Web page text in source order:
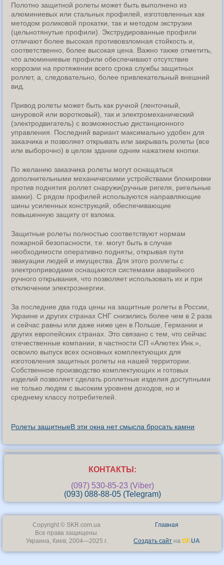
Полотно защитной ролеты может быть выполнено из
алюминиевых или стальных профилей, изготовленных как
методом роликовой прокатки, так и методом экструзии
(цельнотянутые профили). Экструдированные профили
отличают более высокая противовзломная стойкость и,
соответственно, более высокая цена. Важно также отметить,
что алюминиевые профили обеспечивают отсутствие
коррозии на протяжении всего срока службы защитных
роллет, а, следовательно, более привлекательный внешний
вид.
Привод ролеты может быть как ручной (ленточный,
шнуровой или воротковый), так и электромеханический
(электродвигатель) с возможностью дистанционного
управления. Последний вариант максимально удобен для
заказчика и позволяет открывать или закрывать ролеты (все
или выборочно) в целом здании одним нажатием кнопки.
По желанию заказчика ролеты могут оснащаться
дополнительными механическими устройствами блокировки
против поднятия роллет снаружи(ручные ригеля, ригельные
замки). С рядом профилей используются направляющие
шины усиленных конструкций, обеспечивающие
повышенную защиту от взлома.
Защитные ролеты полностью соответствуют нормам
пожарной безопасности, т.е. могут быть в случае
необходимости оперативно подняты, открывая пути
эвакуации людей и имущества. Для этого роллеты с
электроприводами оснащаются системами аварийного
ручного открывания, что позволяет использовать их и при
отключении электроэнергии.
За последние два года цены на защитные ролеты в России,
Украине и других странах СНГ снизились более чем в 2 раза
и сейчас равны или даже ниже цен в Польше, Германии и
других европейских странах. Это связано с тем, что сейчас
отечественные компании, в частности СП «Алютех Инк.»,
освоило выпуск всех основных комплектующих для
изготовления защитных ролеты на нашей территории.
Собственное производство комплектующих и готовых
изделий позволяет сделать роллетные изделия доступными
не только людям с высоким уровнем доходов, но и
среднему классу потребителей.
Pолеты защитныеВ эти окна нет смысла бросать камни
КОНТАКТЫ:
(097) 530-85-23 (Viber)
(093) 088-88-05 (Telegram)
Copyright © SKR.com.ua
Все права защищены.
Украина, Киев, 2004—2025 г.
Главная
Создать сайт наOF.UA